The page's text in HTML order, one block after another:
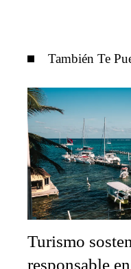
También Te
Turismo
responsable